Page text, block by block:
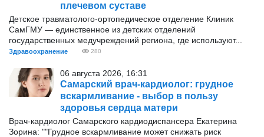
плечевом суставе
Детское травматолого-ортопедическое отделение Клиник
СамГМУ — единственное из детских отделений
государственных медучреждений региона, где используют...
Здравоохранение 280
06 августа 2026, 16:31
Самарский врач-кардиолог: грудное
вскармливание - выбор в пользу
здоровья сердца матери
Врач-кардиолог Самарского кардиодиспансера Екатерина
Зорина: ""Грудное вскармливание может снижать риск